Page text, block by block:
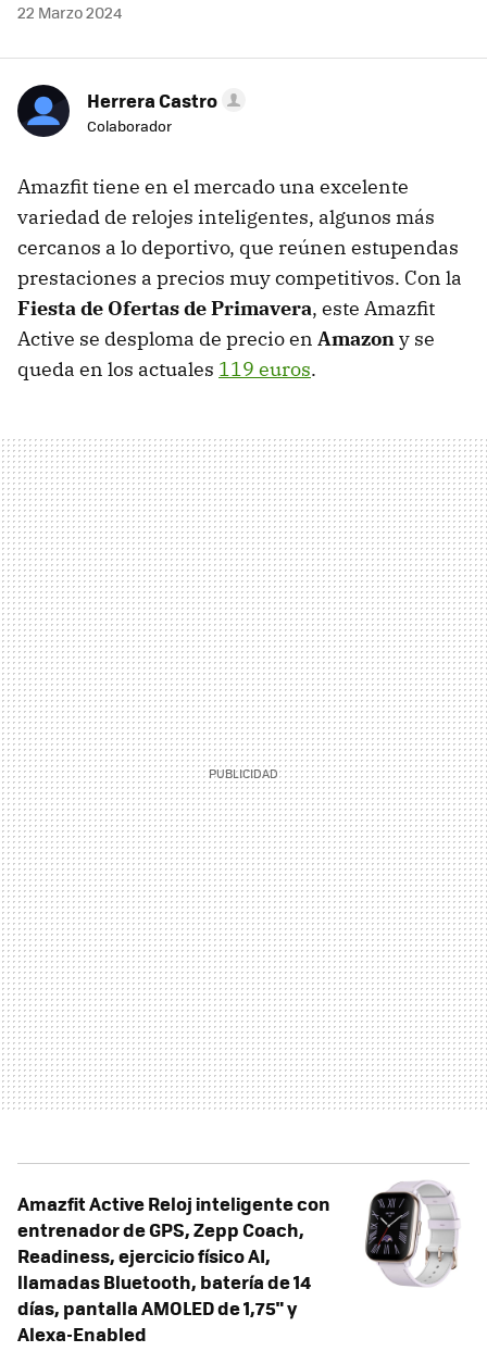
22 Marzo 2024
Herrera Castro
Colaborador
Amazfit tiene en el mercado una excelente
variedad de relojes inteligentes, algunos más
cercanos a lo deportivo, que reúnen estupendas
prestaciones a precios muy competitivos. Con la
Fiesta de Ofertas de Primavera, este Amazfit
Active se desploma de precio en Amazony se
queda en los actuales 119 euros.
Amazfit Active Reloj inteligente con
entrenador de GPS, Zepp Coach,
Readiness, ejercicio físico AI,
llamadas Bluetooth, batería de 14
días, pantalla AMOLED de 1,75" y
Alexa-Enabled